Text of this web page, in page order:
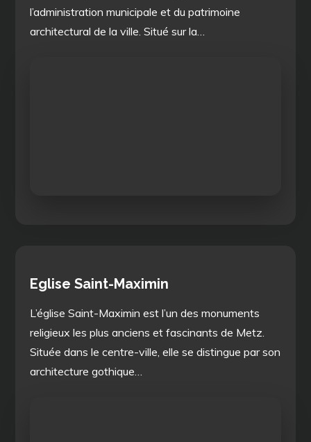
l’administration municipale et du patrimoine
architectural de la ville. Situé sur la…
Eglise Saint-Maximin
L’église Saint-Maximin est l’un des monuments
religieux les plus anciens et fascinants de Metz.
Située dans le centre-ville, elle se distingue par son
architecture gothique…